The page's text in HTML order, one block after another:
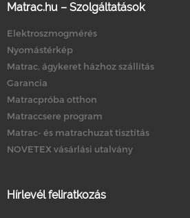
Matrac.hu – Szolgáltatások
Elektroszmogmérés
Nyomástérkép
Matrac, ágykeret házhoz szállítás
Garancia
Matracpróba otthon
Matraccsere program
Matrac- és matrachuzat tisztítás
NOVETEX vásárlási utalvány
Hírlevél feliratkozás